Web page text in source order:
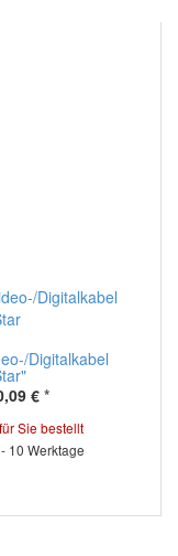
Digitalkabel
€ *
Sie bestellt
10 Werktage